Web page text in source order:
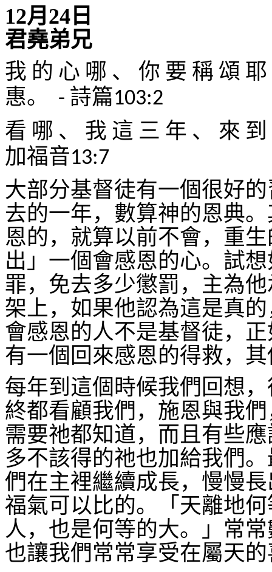
12月24 日
君堯弟兄
我 的 心 哪 、 你 要 稱 頌 耶
惠。
- 詩篇103:2
看 哪 、 我 這 三 年 、 來 到
加福音13:7
大部分基督徒有一個很好
去的一年，數算神的恩典
恩的，就算以前不會，重
出」一個會感恩的心。試
罪，免去多少懲罰，主為
架上，如果他認為這是真
會感恩的人不是基督徒，
有一個回來感恩的得救，
每年到這個時候我們回想
終都看顧我們，施恩與我
需要祂都知道，而且有些
多不該得的祂也加給我們
們在主裡繼續成長，慢慢
福氣可以比的。「天離地
人，也是何等的大。」常
也讓我們常常享受在屬天